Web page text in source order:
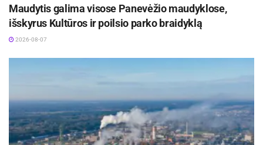
Maudytis galima visose Panevėžio maudyklose,
išskyrus Kultūros ir poilsio parko braidyklą
2026-08-07